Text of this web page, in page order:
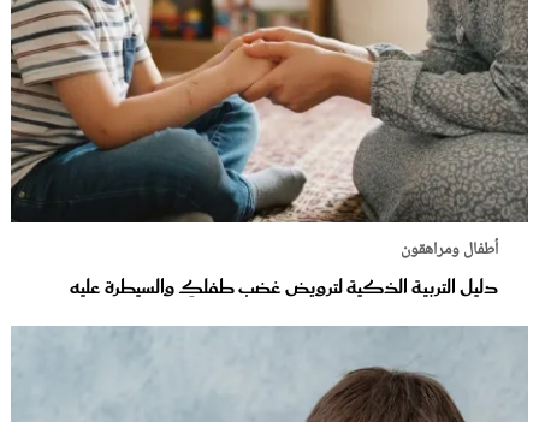
أطفال ومراهقون
دليل التربية الذكية لترويض غضب طفلكِ والسيطرة عليه